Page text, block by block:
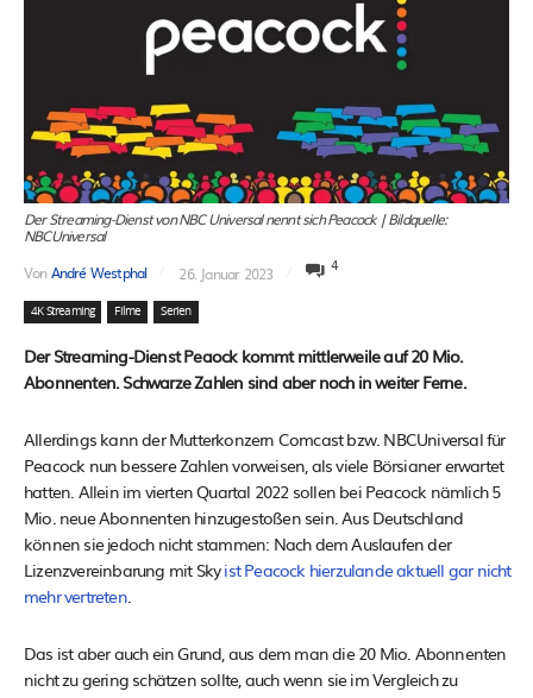
Der Streaming-Dienst von NBC Universal nennt sich Peacock | Bildquelle:
NBCUniversal
VonAndré Westphal 26. Januar 2023 4
4K Streaming Filme Serien
Der Streaming-Dienst Peaock kommt mittlerweile auf 20 Mio.
Abonnenten. Schwarze Zahlen sind aber noch in weiter Ferne.
Allerdings kann der Mutterkonzern Comcast bzw. NBCUniversal für
Peacock nun bessere Zahlen vorweisen, als viele Börsianer erwartet
hatten. Allein im vierten Quartal 2022 sollen bei Peacock nämlich 5
Mio. neue Abonnenten hinzugestoßen sein. Aus Deutschland
können sie jedoch nicht stammen: Nach dem Auslaufen der
Lizenzvereinbarung mit Skyist Peacock hierzulande aktuell gar nicht
mehr vertreten.
Das ist aber auch ein Grund, aus dem man die 20 Mio. Abonnenten
nicht zu gering schätzen sollte, auch wenn sie im Vergleich zu